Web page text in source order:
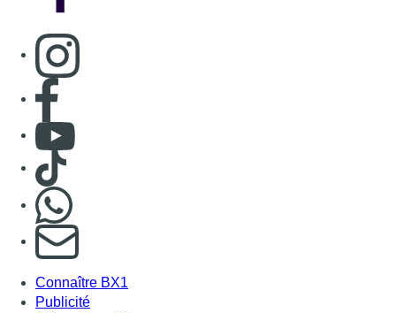
Consulter page Instagram
Consulter page Facebook
Consulter Youtube
Consulter TikTok
S'abonner à notre newsletter
Connaître BX1
Publicité